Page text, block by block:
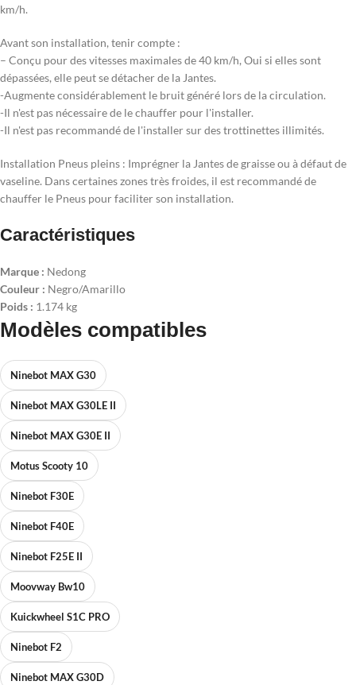
km/h.
Avant son installation, tenir compte :
– Conçu pour des vitesses maximales de 40 km/h, Oui si elles sont
dépassées, elle peut se détacher de la Jantes.
-Augmente considérablement le bruit généré lors de la circulation.
-Il n'est pas nécessaire de le chauffer pour l'installer.
-Il n'est pas recommandé de l'installer sur des trottinettes illimités.
Installation Pneus pleins : Imprégner la Jantes de graisse ou à défaut de
vaseline. Dans certaines zones très froides, il est recommandé de
chauffer le Pneus pour faciliter son installation.
Caractéristiques
Marque : Nedong
Couleur : Negro/Amarillo
Poids : 1.174 kg
Modèles compatibles
Ninebot MAX G30
Ninebot MAX G30LE II
Ninebot MAX G30E II
Motus Scooty 10
Ninebot F30E
Ninebot F40E
Ninebot F25E II
Moovway Bw10
Kuickwheel S1C PRO
Ninebot F2
Ninebot MAX G30D